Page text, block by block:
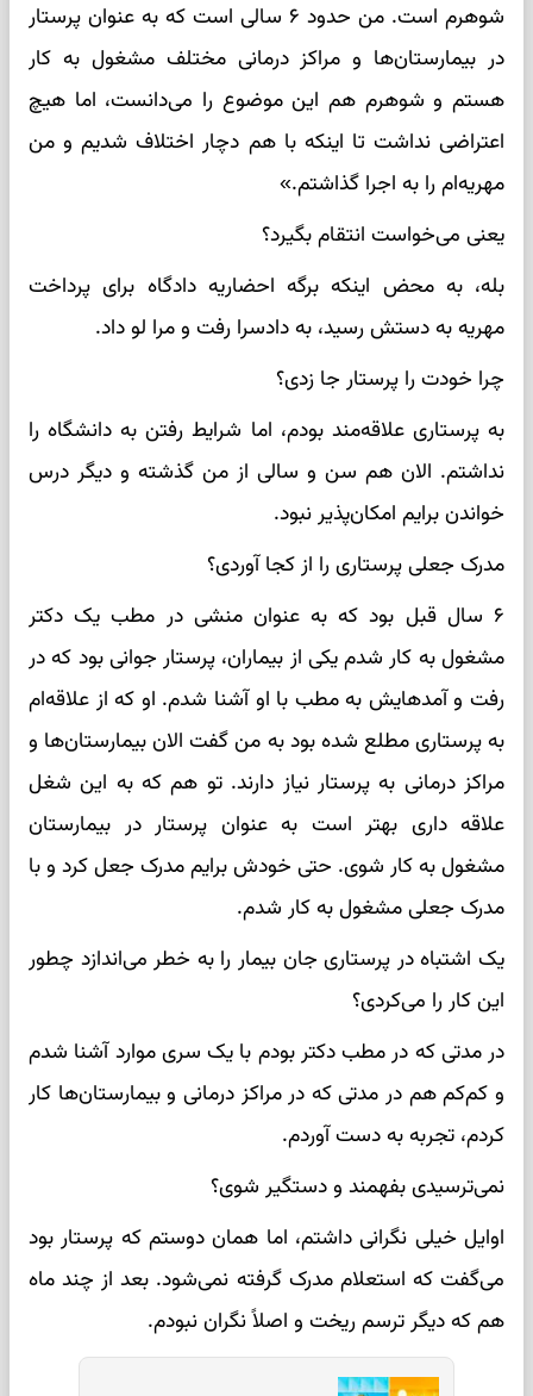
شوهرم است. من حدود ۶ سالی است که به عنوان پرستار
در بیمارستان‌ها و مراکز درمانی مختلف مشغول به کار
هستم و شوهرم هم این موضوع را می‌دانست، اما هیچ
اعتراضی نداشت تا اینکه با هم دچار اختلاف شدیم و من
مهریه‌ام را به اجرا گذاشتم.»
یعنی می‌خواست انتقام بگیرد؟
بله، به محض اینکه برگه احضاریه دادگاه برای پرداخت
مهریه به دستش رسید، به دادسرا رفت و مرا لو داد.
چرا خودت را پرستار جا زدی؟
به پرستاری علاقه‌مند بودم، اما شرایط رفتن به دانشگاه را
نداشتم. الان هم سن و سالی از من گذشته و دیگر درس
خواندن برایم امکان‌پذیر نبود.
مدرک جعلی پرستاری را از کجا آوردی؟
۶ سال قبل بود که به عنوان منشی در مطب یک دکتر
مشغول به کار شدم یکی از بیماران، پرستار جوانی بود که در
رفت و آمدهایش به مطب با او آشنا شدم. او که از علاقه‌ام
به پرستاری مطلع شده بود به من گفت الان بیمارستان‌ها و
مراکز درمانی به پرستار نیاز دارند. تو هم که به این شغل
علاقه داری بهتر است به عنوان پرستار در بیمارستان
مشغول به کار شوی. حتی خودش برایم مدرک جعل کرد و با
مدرک جعلی مشغول به کار شدم.
یک اشتباه در پرستاری جان بیمار را به خطر می‌اندازد چطور
این کار را می‌کردی؟
در مدتی که در مطب دکتر بودم با یک سری موارد آشنا شدم
و کم‌کم هم در مدتی که در مراکز درمانی و بیمارستان‌ها کار
کردم، تجربه به دست آوردم.‌
نمی‌ترسیدی بفهمند و دستگیر شوی؟
اوایل خیلی نگرانی داشتم، اما همان دوستم که پرستار بود
می‌گفت که استعلام مدرک گرفته نمی‌شود. بعد از چند ماه
هم که دیگر ترسم ریخت و اصلاً نگران نبودم.